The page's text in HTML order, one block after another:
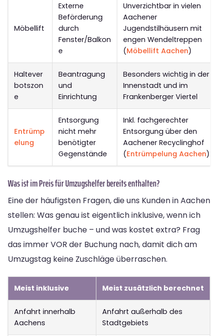
Möbellift
Externe
Beförderung
durch
Fenster/Balkon
e
Unverzichtbar in vielen
Aachener
Jugendstilhäusern mit
engen Wendeltreppen
(Möbellift Aachen)
Haltever
botszon
e
Beantragung
und
Einrichtung
Besonders wichtig in der
Innenstadt und im
Frankenberger Viertel
Entrümp
elung
Entsorgung
nicht mehr
benötigter
Gegenstände
Inkl. fachgerechter
Entsorgung über den
Aachener Recyclinghof
(Entrümpelung Aachen)
Was ist im Preis für Umzugshelfer bereits enthalten?
Eine der häufigsten Fragen, die uns Kunden in Aachen
stellen: Was genau ist eigentlich inklusive, wenn ich
Umzugshelfer buche – und was kostet extra? Frag
das immer VOR der Buchung nach, damit dich am
Umzugstag keine Zuschläge überraschen.
Meist inklusive Meist zusätzlich berechnet
Anfahrt innerhalb
Aachens
Anfahrt außerhalb des
Stadtgebiets